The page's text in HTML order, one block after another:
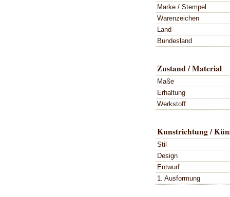
Marke / Stempel
Warenzeichen
Land
Bundesland
Zustand / Material
Maße
Erhaltung
Werkstoff
Kunstrichtung /
Stil
Design
Entwurf
1. Ausformung